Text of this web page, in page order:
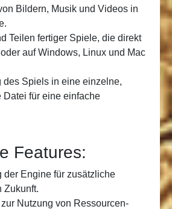
Bildern, Musik und Videos in
Teilen fertiger Spiele, die direkt
auf Windows, Linux und Mac
des Spiels in eine einzelne,
Datei für eine einfache
Features:
der Engine für zusätzliche
Zukunft.
Nutzung von Ressourcen-